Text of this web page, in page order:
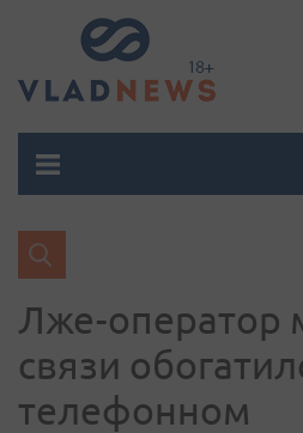
Лже-оператор
связи
телефонном